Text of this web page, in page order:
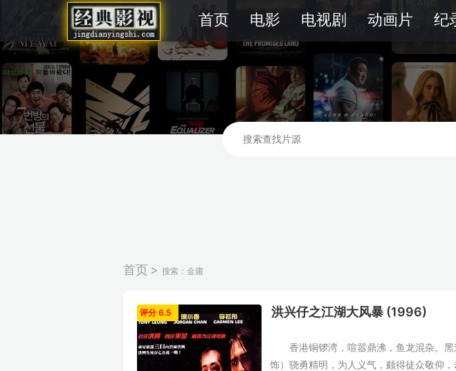
首页 电影 电视剧 动画片 纪
首页 > 搜索：金庸
评分 6.5 洪兴仔之江湖大风暴 (1996)
香港铜锣湾，喧嚣鼎沸，鱼龙混杂。黑
饰）骁勇精明，为人义气，颇得徒众敬仰